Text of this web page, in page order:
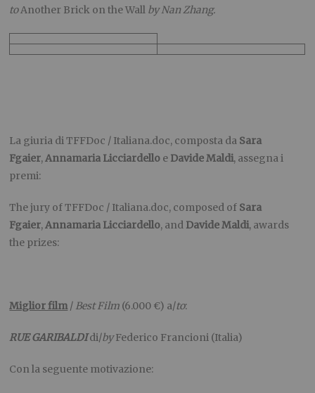
toAnother Brick on the Wall by Nan Zhang.
La giuria di TFFDoc / Italiana.doc, composta da Sara
Fgaier,Annamaria Licciardello e Davide Maldi, assegna i
premi:
The jury of TFFDoc / Italiana.doc, composed of Sara
Fgaier,Annamaria Licciardello, and Davide Maldi, awards
the prizes:
Miglior film/ Best Film (6.000 €) a/to:
RUE GARIBALDIdi/byFederico Francioni (Italia)
Con la seguente motivazione: